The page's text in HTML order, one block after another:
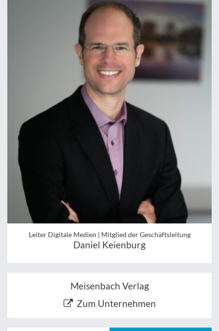
Leiter Digitale Medien | Mitglied der Geschäftsleitung
Daniel Keienburg
Meisenbach Verlag
Zum Unternehmen